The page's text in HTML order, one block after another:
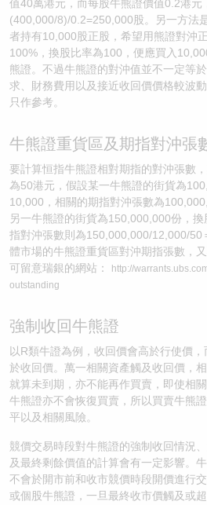
值40萬港元，而每股牛熊證價值0.2港元
(400,000/8)/0.2=250,000股。另一方法
者持有10,000股正股，希望用熊證對沖
100%，換股比率為100，便應買入
熊證。不過牛熊證的對沖值並不一定等
求、財務費用以及接近收回價價格較波
只作參考。
牛熊證重貨區及期指對沖張
要計算恒指牛熊證相對期指的對沖張數
為50港元，假設某一牛熊證的街貨為
10,000，相關的期指對沖張數為
另一牛熊證的街貨為150,000,000份，
指對沖張數則為150,000,000/12,000/50
體市場的牛熊證重貨區對沖期指張數，
可留意瑞銀的網站：
http://
outstanding
強制收回牛熊證
以R類牛證為例，收回價會高於行使價
於收回價。萬一相關資產觸及收回價，
就算未到期，亦不能再作買賣，即使相
牛熊證亦不會恢復買賣，所以買賣牛熊
平以及相關風險。
競價交易時段對牛熊證的強制收回情況
及最終剩餘價值的計算會有一定影響。
不會於開市前和收市競價時段開價進行
或個股牛熊證，一旦最終收市價觸及或